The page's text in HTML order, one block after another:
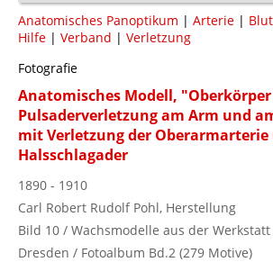
Anatomisches Panoptikum | Arterie |
Hilfe | Verband | Verletzung
Fotografie
Anatomisches Modell,
Pulsaderverletzung am Arm und
mit Verletzung der Oberarmarterie
Halsschlagader
1890 - 1910
Carl Robert Rudolf Pohl, Herstellung
Bild 10 / Wachsmodelle aus der
Dresden / Fotoalbum Bd.2 (279 Motive)